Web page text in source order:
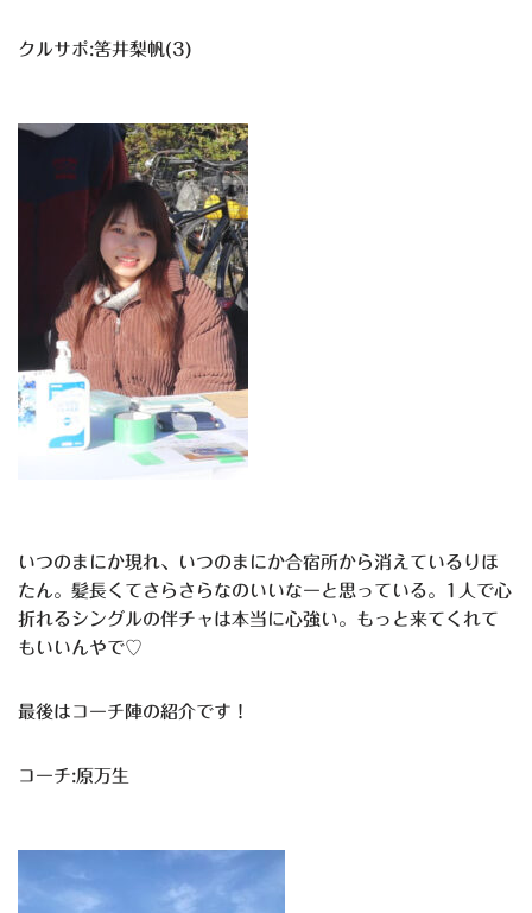
クルサポ:筈井梨帆(3)
いつのまにか現れ、いつのまにか合宿所から消えているりほ
たん。髪長くてさらさらなのいいなーと思っている。1人で心
折れるシングルの伴チャは本当に心強い。もっと来てくれて
もいいんやで♡
最後はコーチ陣の紹介です！
コーチ:原万生